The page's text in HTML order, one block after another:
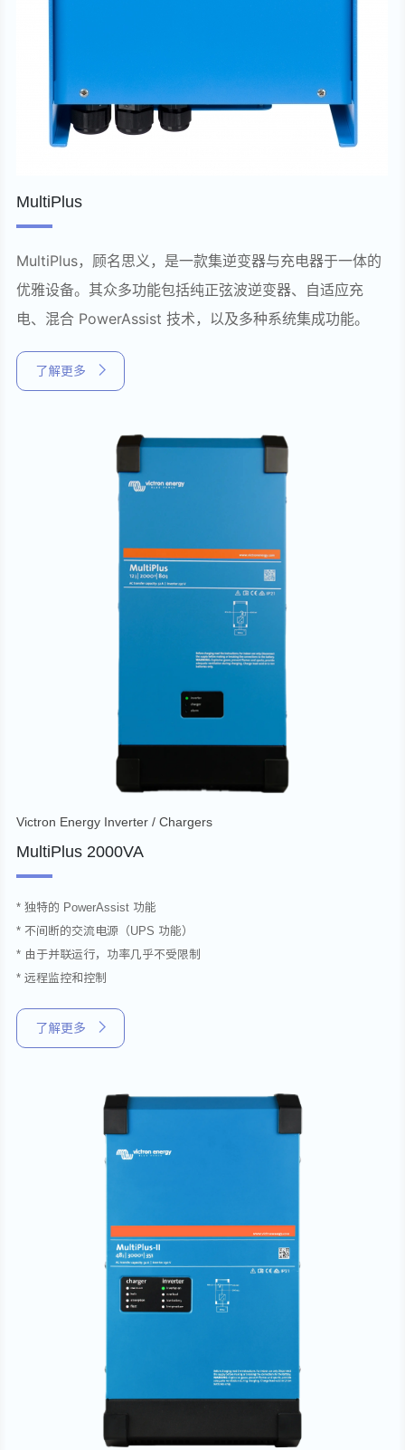
MultiPlus
MultiPlus，顾名思义，是一款集逆变器与充电器于一体的
优雅设备。其众多功能包括纯正弦波逆变器、自适应充
电、混合 PowerAssist 技术，以及多种系统集成功能。
了解更多
Victron Energy Inverter / Chargers
MultiPlus 2000VA
* 独特的 PowerAssist 功能
* 不间断的交流电源（UPS 功能）
* 由于并联运行，功率几乎不受限制
* 远程监控和控制
了解更多